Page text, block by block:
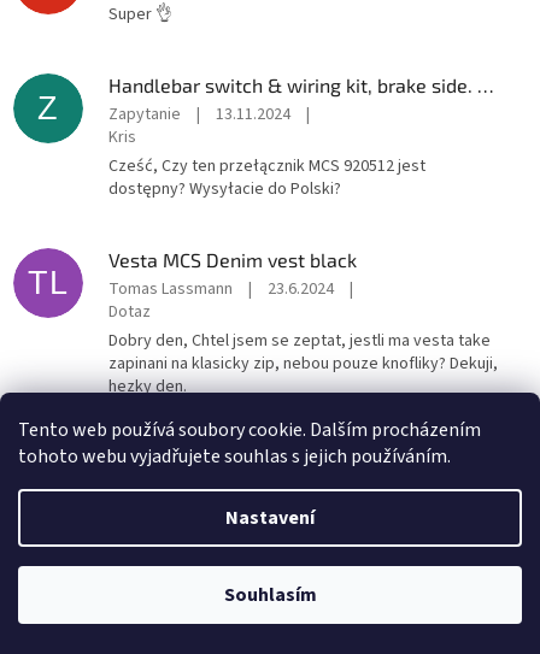
Tento web používá soubory cookie. Dalším procházením
tohoto webu vyjadřujete souhlas s jejich používáním.
Nastavení
Souhlasím
UPOZORNĚNÍ! E-shop byl POZASTAVEN! Děkujeme za pochopení, Team
Super 👌
Z
Handlebar switch & wiring kit, brake side. Black
Zapytanie | 13.11.2024
|
Kris
Cześć, Czy ten przełącznik MCS 920512 jest
dostępny? Wysyłacie do Polski?
TL
Vesta MCS Denim vest black
Tomas Lassmann | 23.6.2024
|
Dotaz
Dobry den, Chtel jsem se zeptat, jestli ma vesta take
zapinani na klasicky zip, nebou pouze knofliky? Dekuji,
hezky den.
Poslední hodnocení
Vesta ChoppBrothers OUTLAW Kožená
Hodnocení
5